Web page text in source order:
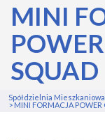
MINI
SQUAD
Spółdzielnia
>MINI FORMACJA POWER